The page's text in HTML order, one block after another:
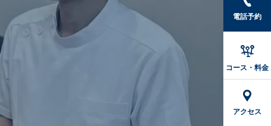
腰痛
夕方になると肩が鉛の
ように重い…札幌の寒
暖差と「真っ白な舌」
が教える自律神経疲労
電話予約

コース・料金
アクセス